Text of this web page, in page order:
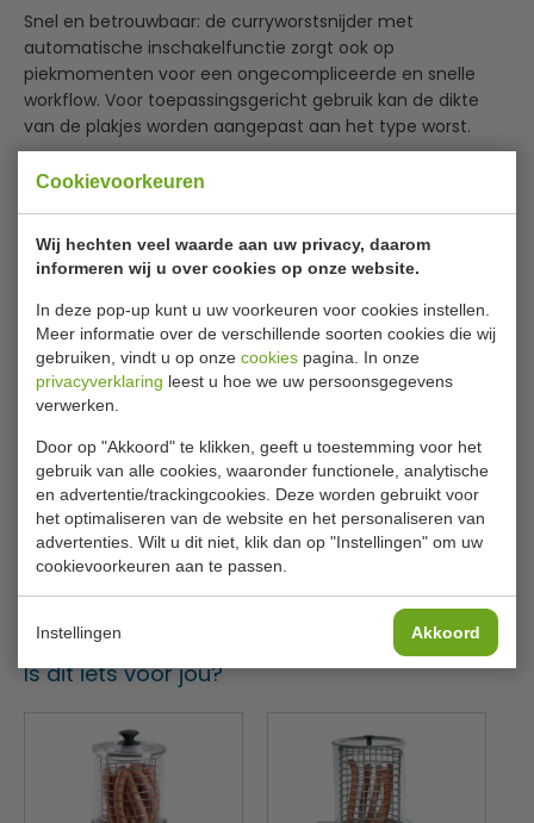
Cookievoorkeuren
Wij hechten veel waarde aan uw privacy, daarom
informeren wij u over cookies op onze website.
In deze pop-up kunt u uw voorkeuren voor cookies instellen.
Meer informatie over de verschillende soorten cookies die wij
gebruiken, vindt u op onze cookies pagina. In onze
privacyverklaring leest u hoe we uw persoonsgegevens
verwerken.
Door op "Akkoord" te klikken, geeft u toestemming voor het
gebruik van alle cookies, waaronder functionele, analytische
en advertentie/trackingcookies. Deze worden gebruikt voor
het optimaliseren van de website en het personaliseren van
advertenties. Wilt u dit niet, klik dan op "Instellingen" om uw
cookievoorkeuren aan te passen.
Instellingen Akkoord
Snel en betrouwbaar: de curryworstsnijder met
automatische inschakelfunctie zorgt ook op
piekmomenten voor een ongecompliceerde en snelle
workflow. Voor toepassingsgericht gebruik kan de dikte
van de plakjes worden aangepast aan het type worst.
Behuizing en sikkelmes van RVS
Lees meer
Bijlages
Gebruiksaanwijzing
Specificaties
Afmeting B x D x H
18,5 x 21 x 32,5 cm
Gewicht
6,9 kilo
Vermogen
135 W / 230 V 50 Hz
Instelling schijfdikte
5 - 35 mm
Is dit iets voor jou?